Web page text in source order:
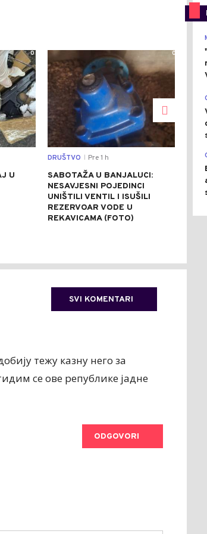
0
U
0
DRUŠTVO Pre 1 h
SABOTAŽA U BANJALUCI:
NESAVJESNI POJEDINCI
UNIŠTILI VENTIL I ISUŠILI
REZERVOAR VODE U
REKAVICAMA (FOTO)
SVI KOMENTARI
тежу казну него за
се ове републике јадне
ODGOVORI